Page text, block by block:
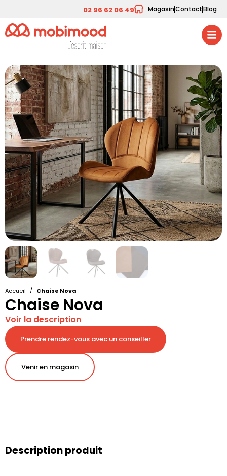
02 96 62 06 49 MagasinContactBlog
Accueil / Chaise Nova
Chaise Nova
Voir la description
Prendre rendez-vous avec un conseiller
Venir en magasin
Description produit